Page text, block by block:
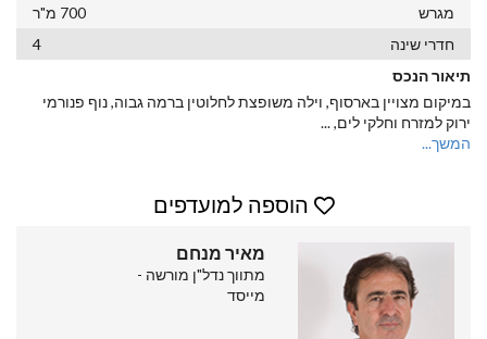
מגרש
700 מ"ר
חדרי שינה
4
תיאור הנכס
במיקום מצויין בארסוף, וילה משופצת לחלוטין ברמה גבוה, נוף פנורמי
ירוק למזרח וחלקי לים,...
המשך...
הוספה למועדפים
מאיר מנחם
מתווך נדל"ן מורשה -
מייסד